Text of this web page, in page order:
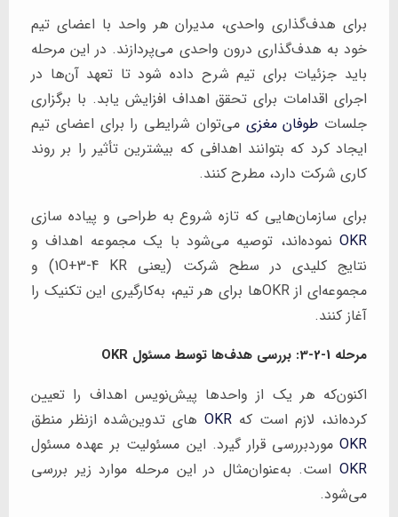
برای هدف‌گذاری واحدی، مدیران هر واحد با اعضای تیم
خود به هدف‌گذاری درون واحدی می‌پردازند. در این مرحله
باید جزئیات برای تیم شرح داده شود تا تعهد آن‌ها در
اجرای اقدامات برای تحقق اهداف افزایش یابد. با برگزاری
جلسات طوفان مغزی می‌توان شرایطی را برای اعضای تیم
ایجاد کرد که بتوانند اهدافی که بیشترین تأثیر را بر روند
کاری شرکت دارد، مطرح کنند.
برای سازمان‌هایی که تازه شروع به طراحی و پیاده سازی
OKR نموده‌اند، توصیه می‌شود با یک مجموعه اهداف و
نتایج کلیدی در سطح شرکت (یعنی 1O+3-4 KR) و
مجموعه‌ای از OKRها برای هر تیم، به‌کارگیری این تکنیک را
آغاز کنند.
مرحله 1-2-3: بررسی هدف‌ها توسط مسئول OKR
اکنون‌که هر یک از واحدها پیش‌نویس اهداف را تعیین
کرده‌اند، لازم است که OKR های تدوین‌شده ازنظر منطق
OKR موردبررسی قرار گیرد. این مسئولیت بر عهده مسئول
OKR است. به‌عنوان‌مثال در این مرحله موارد زیر بررسی
می‌شود.